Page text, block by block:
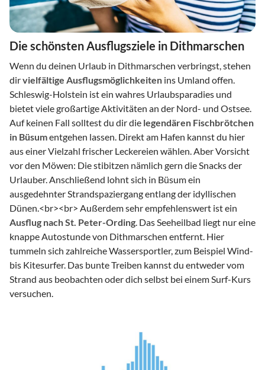
Die schönsten Ausflugsziele in Dithmarschen
Wenn du deinen Urlaub in Dithmarschen verbringst, stehen
dirvielfältige Ausflugsmöglichkeiten ins Umland offen.
Schleswig-Holstein ist ein wahres Urlaubsparadies und
bietet viele großartige Aktivitäten an der Nord- und Ostsee.
Auf keinen Fall solltest du dir die legendären Fischbrötchen
in Büsumentgehen lassen. Direkt am Hafen kannst du hier
aus einer Vielzahl frischer Leckereien wählen. Aber Vorsicht
vor den Möwen: Die stibitzen nämlich gern die Snacks der
Urlauber. Anschließend lohnt sich in Büsum ein
ausgedehnter Strandspaziergang entlang der idyllischen
Dünen. <br><br> Außerdem sehr empfehlenswert ist ein
Ausflug nach St. Peter-Ording . Das Seeheilbad liegt nur eine
knappe Autostunde von Dithmarschen entfernt. Hier
tummeln sich zahlreiche Wassersportler, zum Beispiel Wind-
bis Kitesurfer. Das bunte Treiben kannst du entweder vom
Strand aus beobachten oder dich selbst bei einem Surf-Kurs
versuchen.